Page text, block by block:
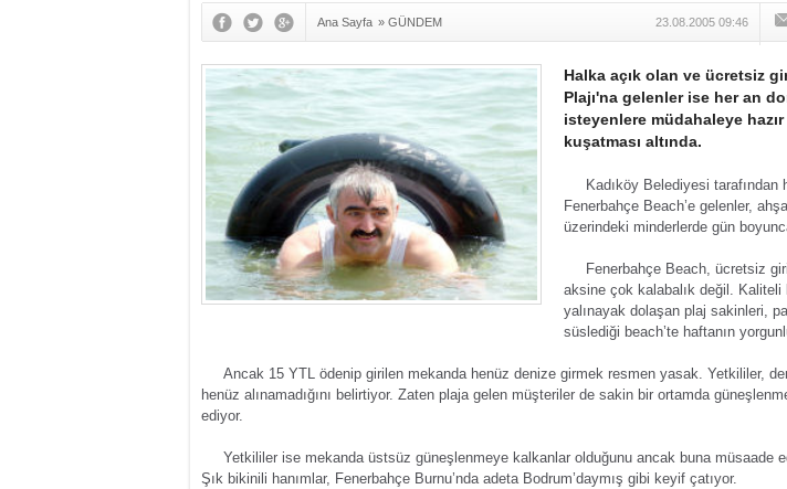
Ana Sayfa » GÜNDEM 23.08.2005 09:46
Halka açık olan ve ücretsiz
Plajı'na gelenler ise her an
isteyenlere müdahaleye
kuşatması altında.
Kadıköy Belediyesi tarafından
Fenerbahçe Beach’e gelenler,
üzerindeki minderlerde gün
Fenerbahçe Beach, ücretsiz
aksine çok kalabalık değil. Kaliteli
yalınayak dolaşan plaj sakinleri,
süslediği beach’te haftanın
Ancak 15 YTL ödenip girilen mekanda henüz denize girmek resmen yasak. Yetkililer,
henüz alınamadığını belirtiyor. Zaten plaja gelen müşteriler de sakin bir ortamda
ediyor.
Yetkililer ise mekanda üstsüz güneşlenmeye kalkanlar olduğunu ancak buna müsaade
Şık bikinili hanımlar, Fenerbahçe Burnu’nda adeta Bodrum’daymış gibi keyif çatıyor.